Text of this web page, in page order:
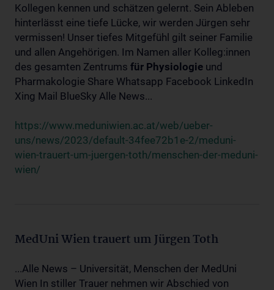
Kollegen kennen und schätzen gelernt. Sein Ableben
hinterlässt eine tiefe Lücke, wir werden Jürgen sehr
vermissen! Unser tiefes Mitgefühl gilt seiner Familie
und allen Angehörigen. Im Namen aller Kolleg:innen
des gesamten Zentrums für Physiologie und
Pharmakologie Share Whatsapp Facebook LinkedIn
Xing Mail BlueSky Alle News...
https://www.meduniwien.ac.at/web/ueber-
uns/news/2023/default-34fee72b1e-2/meduni-
wien-trauert-um-juergen-toth/menschen-der-meduni-
wien/
MedUni Wien trauert um Jürgen Toth
...Alle News – Universität, Menschen der MedUni
Wien In stiller Trauer nehmen wir Abschied von